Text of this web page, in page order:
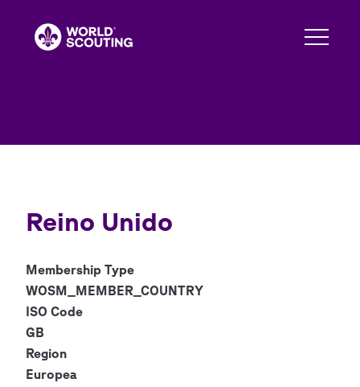
contenido
Reino Unido
Membership Type
WOSM_MEMBER_COUNTRY
ISO Code
GB
Region
Europea